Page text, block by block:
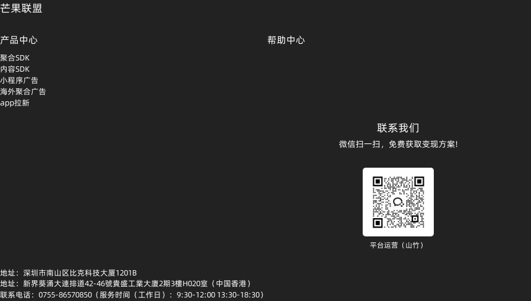
芒果联盟
产品中心
聚合SDK
内容SDK
小程序广告
海外聚合广告
app拉新
帮助中心
联系我们
微信扫一扫，免费获取变现方案!
平台运营（山竹）
地址：深圳市南山区比克科技大厦1201B
地址：新界葵涌大連排道42-46號貴盛工業大廈2期3樓H020室（中国香港）
联系电话：0755-86570850（服务时间（工作日）：9:30-12:00 13:30-18:30）